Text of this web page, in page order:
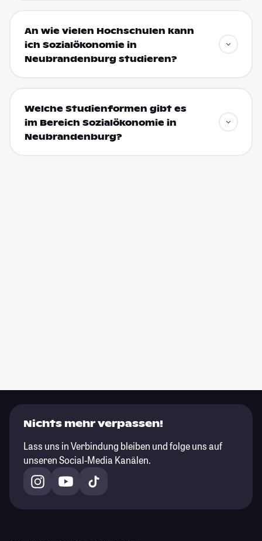
An wie vielen Hochschulen kann
ich Sozialökonomie in
Neubrandenburg studieren?
Welche Studienformen gibt es
im Bereich Sozialökonomie in
Neubrandenburg?
Nichts mehr verpassen!
Lass uns in Verbindung bleiben und folge uns auf
unseren Social-Media Kanälen.